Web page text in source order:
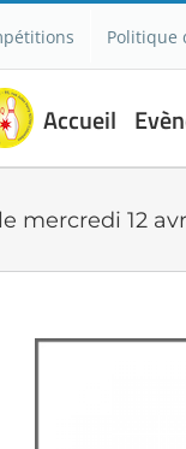
Politique
Accueil
mercredi 12